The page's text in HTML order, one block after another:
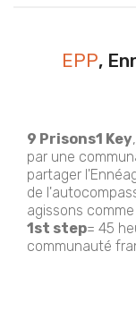
EPP,
9 Prisons1 Key
par une
partager
de
agissons
1st step= 45
communauté